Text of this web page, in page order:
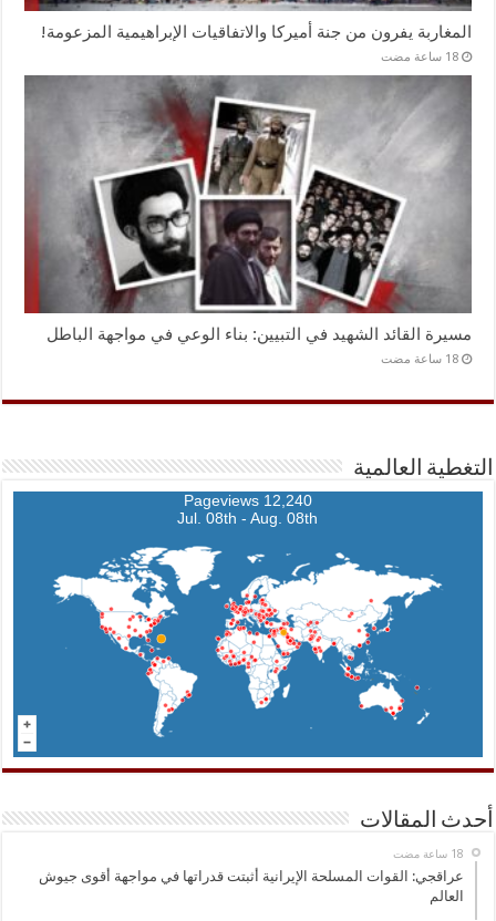
المغاربة يفرون من جنة أميركا والاتفاقيات الإبراهيمية المزعومة!
‏18 ساعة مضت
مسيرة القائد الشهيد في التبيين: بناء الوعي في مواجهة الباطل
‏18 ساعة مضت
التغطية العالمية
12,240 Pageviews
Jul. 08th - Aug. 08th
أحدث المقالات
عراقجي: القوات المسلحة الإيرانية أثبتت قدراتها في مواجهة أقوى جيوش
العالم